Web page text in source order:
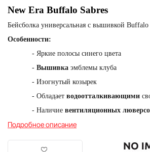
New Era Buffalo Sabres
Бейсболка универсальная с вышивкой Buffalo
Особенности:
- Яркие полосы синего цвета
- Вышивка эмблемы клуба
- Изогнутый козырек
- Обладает водоотталкивающими
- Наличие вентиляционных
Подробное описание